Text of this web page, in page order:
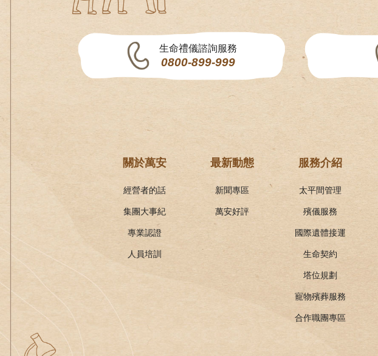
生命禮儀諮詢服務
0800-899-999
關於萬安
經營者的話
集團大事紀
專業認證
人員培訓
最新動態
新聞專區
萬安好評
服務介紹
太平間管理
殯儀服務
國際遺體接運
生命契約
塔位規劃
寵物殯葬服務
合作職團專區